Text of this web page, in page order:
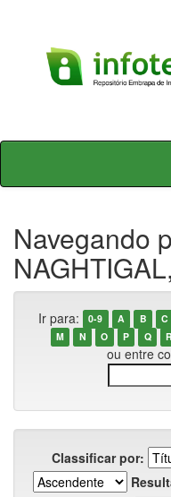
Skip
Navegando
Ir para: 0-9 A B C
M
N O P Q R
ou entre
Classificar por: